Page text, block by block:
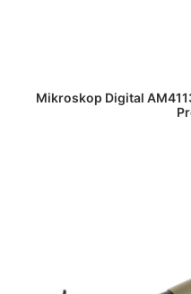
DAPATKAN
Mikroskop Digital